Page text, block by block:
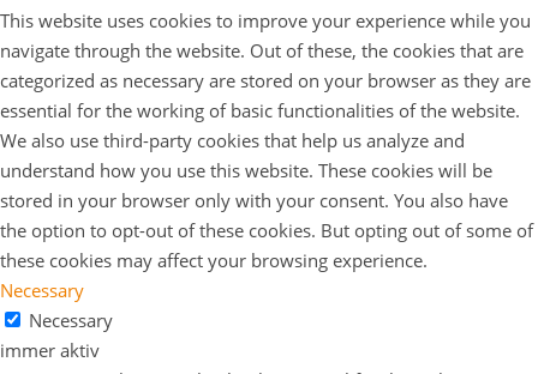
This website uses cookies to improve your experience while you
navigate through the website. Out of these, the cookies that are
categorized as necessary are stored on your browser as they are
essential for the working of basic functionalities of the website.
We also use third-party cookies that help us analyze and
understand how you use this website. These cookies will be
stored in your browser only with your consent. You also have
the option to opt-out of these cookies. But opting out of some of
these cookies may affect your browsing experience.
Necessary
Necessary
immer aktiv